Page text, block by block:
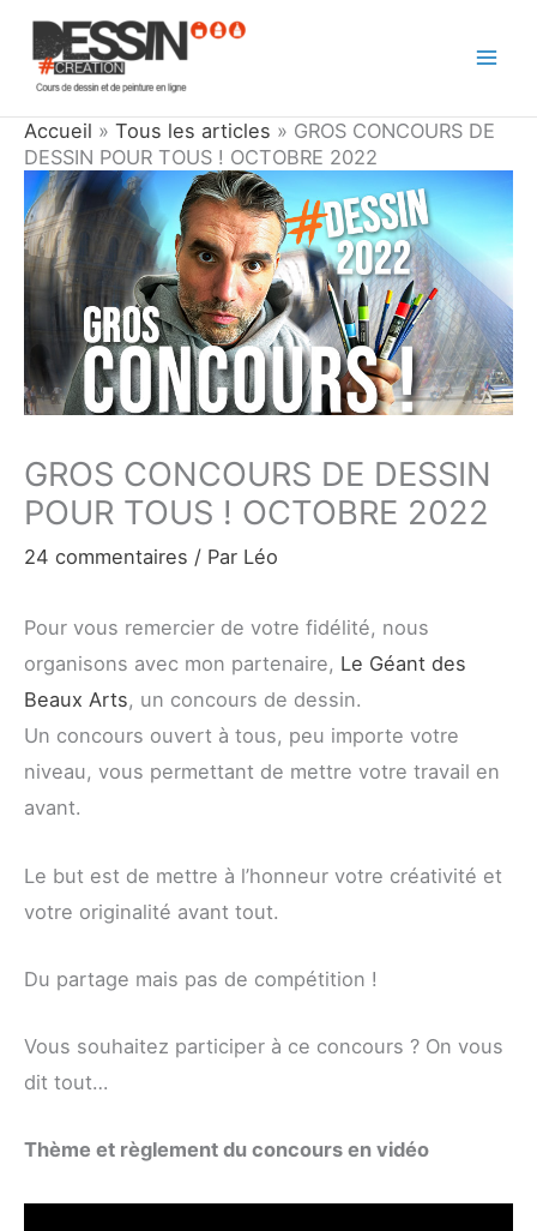
Aller
contenu
Accueil » Tous les articles » GROS CONCOURS DE
DESSIN POUR TOUS ! OCTOBRE 2022
GROS CONCOURS DE DESSIN
POUR TOUS ! OCTOBRE 2022
24 commentaires / Par Léo
Pour vous remercier de votre fidélité, nous
organisons avec mon partenaire, Le Géant des
Beaux Arts, un concours de dessin.
Un concours ouvert à tous, peu importe votre
niveau, vous permettant de mettre votre travail en
avant.
Le but est de mettre à l’honneur votre créativité et
votre originalité avant tout.
Du partage mais pas de compétition !
Vous souhaitez participer à ce concours ? On vous
dit tout…
Thème et règlement du concours en vidéo